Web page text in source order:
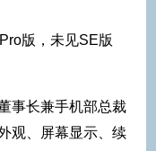
版，未见SE版
事长兼手机部总裁
观、屏幕显示、续